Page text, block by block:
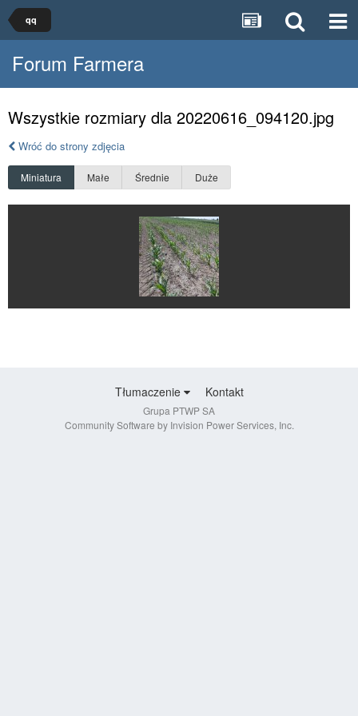
qq
Forum Farmera
Wszystkie rozmiary dla 20220616_094120.jpg
Wróć do strony zdjęcia
Miniatura Małe Średnie Duże
Tłumaczenie Kontakt
Grupa PTWP SA
Community Software by Invision Power Services, Inc.